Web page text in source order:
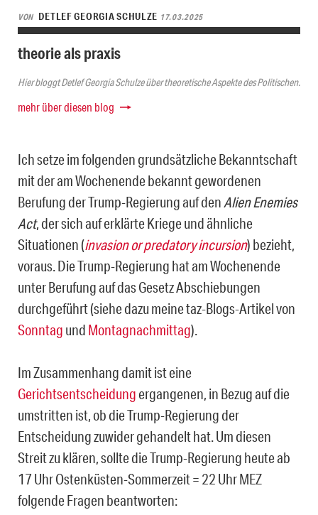
VON DETLEF GEORGIA SCHULZE 17.03.2025
theorie als praxis
Hier bloggt Detlef Georgia Schulze über theoretische Aspekte des Politischen.
mehr über diesen blog
Ich setze im folgenden grundsätzliche Bekanntschaft
mit der am Wochenende bekannt gewordenen
Berufung der Trump-Regierung auf den Alien Enemies
Act, der sich auf erklärte Kriege und ähnliche
Situationen (invasion or predatory incursion) bezieht,
voraus. Die Trump-Regierung hat am Wochenende
unter Berufung auf das Gesetz Abschiebungen
durchgeführt (siehe dazu meine taz-Blogs-Artikel von
Sonntag und Montagnachmittag).
Im Zusammenhang damit ist eine
Gerichtsentscheidungergangenen, in Bezug auf die
umstritten ist, ob die Trump-Regierung der
Entscheidung zuwider gehandelt hat. Um diesen
Streit zu klären, sollte die Trump-Regierung heute ab
17 Uhr Ostenküsten-Sommerzeit = 22 Uhr MEZ
folgende Fragen beantworten: